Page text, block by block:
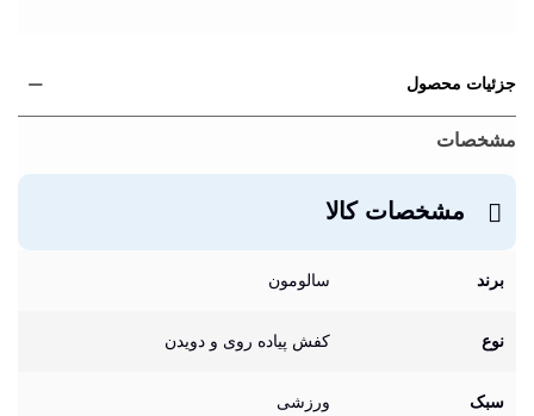
جزئیات محصول
مشخصات
مشخصات کالا
برند سالومون
نوع کفش پیاده روی و دویدن
سبک ورزشی